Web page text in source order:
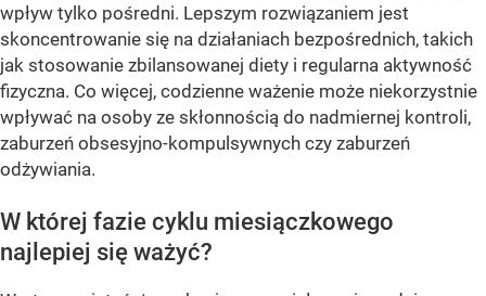
wpływ tylko pośredni. Lepszym rozwiązaniem jest
skoncentrowanie się na działaniach bezpośrednich, takich
jak stosowanie zbilansowanej diety i regularna aktywność
fizyczna. Co więcej, codzienne ważenie może niekorzystnie
wpływać na osoby ze skłonnością do nadmiernej kontroli,
zaburzeń obsesyjno-kompulsywnych czy zaburzeń
odżywiania.
W której fazie cyklu miesiączkowego
najlepiej się ważyć?